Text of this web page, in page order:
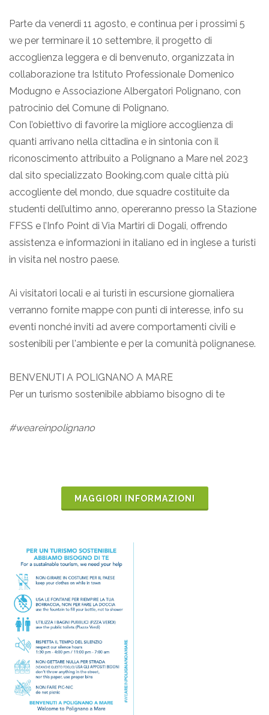
Parte da venerdi 11 agosto, e continua per i prossimi 5
we per terminare il 10 settembre, il progetto di
accoglienza leggera e di benvenuto, organizzata in
collaborazione tra Istituto Professionale Domenico
Modugno e Associazione Albergatori Polignano, con
patrocinio del Comune di Polignano.
Con l’obiettivo di favorire la migliore accoglienza di
quanti arrivano nella cittadina e in sintonia con il
riconoscimento attribuito a Polignano a Mare nel 2023
dal sito specializzato Booking.com quale città più
accogliente del mondo, due squadre costituite da
studenti dell’ultimo anno, opereranno presso la Stazione
FFSS e l’Info Point di Via Martiri di Dogali, offrendo
assistenza e informazioni in italiano ed in inglese a turisti
in visita nel nostro paese.
Ai visitatori locali e ai turisti in escursione giornaliera
verranno fornite mappe con punti di interesse, info su
eventi nonché inviti ad avere comportamenti civili e
sostenibili per l'ambiente e per la comunità polignanese.
BENVENUTI A POLIGNANO A MARE
Per un turismo sostenibile abbiamo bisogno di te
#weareinpolignano
MAGGIORI INFORMAZIONI